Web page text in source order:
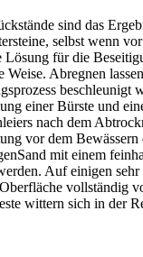
sind das
selbst wenn
Lösung für die
Weise. Abregnen
beschleunigt
einer Bürste und
nach dem
vor dem
mit einem
Auf einigen
vollständig
wittern sich in der